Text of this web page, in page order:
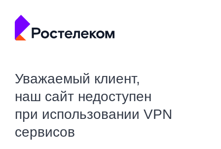
Уважаемый клиент,
наш сайт недоступен
при использовании VPN
сервисов